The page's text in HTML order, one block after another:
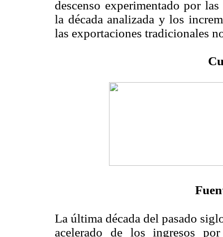
descenso experimentado por
la década analizada y los
las exportaciones tradicionales
La última década del pasado
acelerado de los ingresos